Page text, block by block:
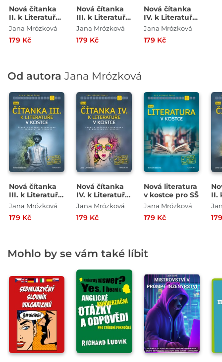
Nová čítanka
II. k Literatuře
v kostce pro SŠ
Jana Mrózková
179 Kč
Nová čítanka
III. k Literatuře
v kostce pro SŠ
Jana Mrózková
179 Kč
Nová čítanka
IV. k Literatuře
v kostce pro SŠ
Jana Mrózková
179 Kč
Od autora Jana Mrózková
Nová čítanka
III. k Literatuře
v kostce pro SŠ
Jana Mrózková
179 Kč
Nová čítanka
IV. k Literatuře
v kostce pro SŠ
Jana Mrózková
179 Kč
Nová literatura
v kostce pro SŠ
Jana Mrózková
179 Kč
II.
v
Mohlo by se vám také líbit